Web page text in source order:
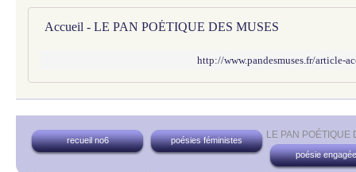
Accueil - LE PAN POÉTIQUE DES MUSES
http://www.pandesmuses.fr/article-
LE PAN POÉTIQUE
recueil no6
poésies féministes
poésie engagée